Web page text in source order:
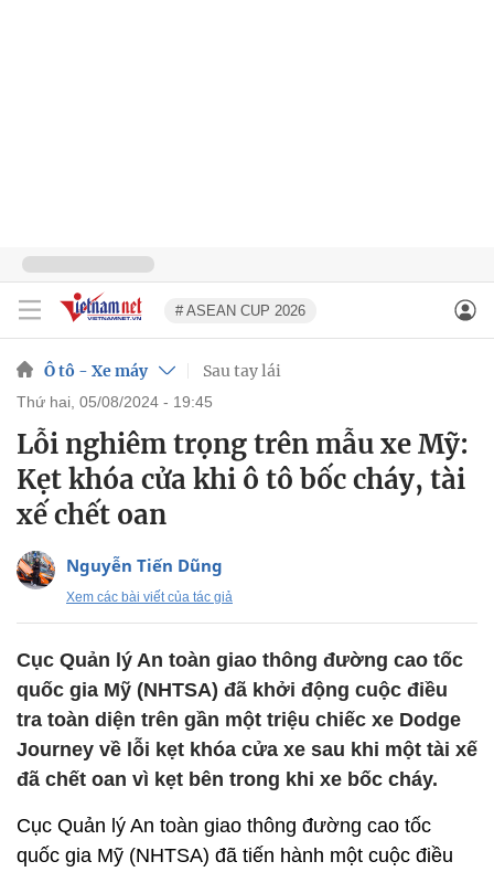
# ASEAN CUP 2026
Ô tô - Xe máy Sau tay lái
thứ hai, 05/08/2024 - 19:45
Lỗi nghiêm trọng trên mẫu xe Mỹ:
Kẹt khóa cửa khi ô tô bốc cháy, tài
xế chết oan
Nguyễn Tiến Dũng
Xem các bài viết của tác giả
Cục Quản lý An toàn giao thông đường cao tốc
quốc gia Mỹ (NHTSA) đã khởi động cuộc điều
tra toàn diện trên gần một triệu chiếc xe Dodge
Journey về lỗi kẹt khóa cửa xe sau khi một tài xế
đã chết oan vì kẹt bên trong khi xe bốc cháy.
Cục Quản lý An toàn giao thông đường cao tốc
quốc gia Mỹ (NHTSA) đã tiến hành một cuộc điều